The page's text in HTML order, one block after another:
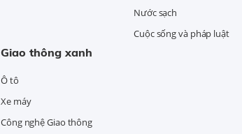
Nước sạch
Cuộc sống và pháp luật
Giao thông xanh
Ô tô
Xe máy
Công nghệ Giao thông